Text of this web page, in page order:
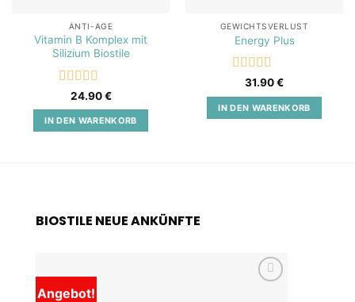
ANTI-AGE
Vitamin B Komplex mit
Silizium Biostile
Bewertet
mit5von 5
24.90€
IN DEN WARENKORB
GEWICHTSVERLUST
Energy Plus
Bewertet
mit5von 5
31.90€
IN DEN WARENKORB
BIOSTILE NEUE ANKÜNFTE
Angebot!